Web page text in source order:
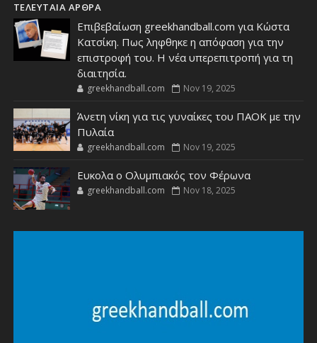
ΤΕΛΕΥΤΑΙΑ ΑΡΘΡΑ
Επιβεβαίωση greekhandball.com για Κώστα
Κατσίκη. Πως ληφθηκε η απόφαση για την
επιστροφή του. Η νέα υπερεπιτροπή για τη
διαιτησία.
greekhandball.com Nov 19, 2025
Άνετη νίκη για τις γυναίκες του ΠΑΟΚ με την
Πυλαία
greekhandball.com Nov 19, 2025
Ευκολα ο Ολυμπιακός τον Φέρωνα
greekhandball.com Nov 18, 2025